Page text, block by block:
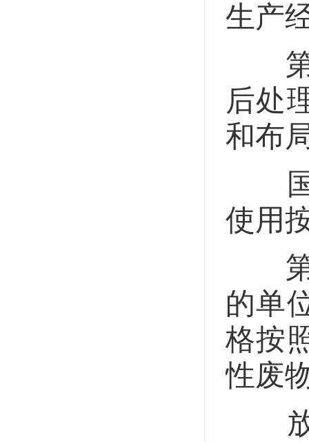
生产
第
后处
和布
国
使用
第
的单
格按
性废
放